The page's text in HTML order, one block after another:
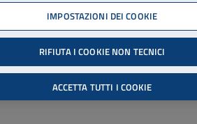
06 45539607
Accessibilità
Cerca
IMPOSTAZIONI DEI COOKIE
RIFIUTA I COOKIE NON TECNICI
ACCETTA TUTTI I COOKIE